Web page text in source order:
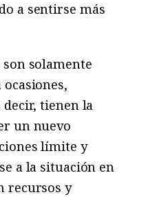
a sentirse más
solamente
tienen la
un nuevo
límite y
a la situación en
recursos y